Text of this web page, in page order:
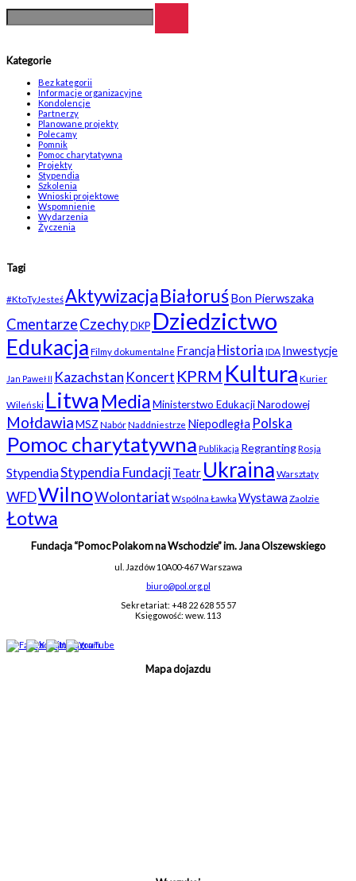
Kategorie
Bez kategorii
Informacje organizacyjne
Kondolencje
Partnerzy
Planowane projekty
Polecamy
Pomnik
Pomoc charytatywna
Projekty
Stypendia
Szkolenia
Wnioski projektowe
Wspomnienie
Wydarzenia
Życzenia
Tagi
#KtoTyJesteśAktywizacjaBiałoruśBon Pierwszaka
CmentarzeCzechy DKP Dziedzictwo
Edukacja Filmy dokumentalne Francja Historia IDA Inwestycje
Jan Paweł II Kazachstan Koncert KPRM Kultura Kurier
Wileński Litwa MediaMinisterstwo Edukacji Narodowej
MołdawiaMSZ NabórNaddniestrze Niepodległa Polska
Pomoc charytatywna Publikacja RegrantingRosja
StypendiaStypendia FundacjiTeatr Ukraina Warsztaty
WFDWilnoWolontariat Wspólna Ławka Wystawa Zaolzie
Łotwa
Fundacja “Pomoc Polakom na Wschodzie” im. Jana Olszewskiego
ul. Jazdów 10A00-467 Warszawa
biuro@pol.org.pl
Sekretariat: +48 22 628 55 57
Księgowość: wew. 113
Mapa dojazdu